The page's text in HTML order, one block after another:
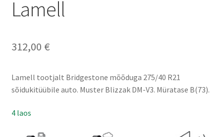
Lamell
312,00 €
Lamell tootjalt Bridgestone mõõduga 275/40 R21
sõidukitüübile auto. Muster Blizzak DM-V3. Müratase B(73).
4 laos